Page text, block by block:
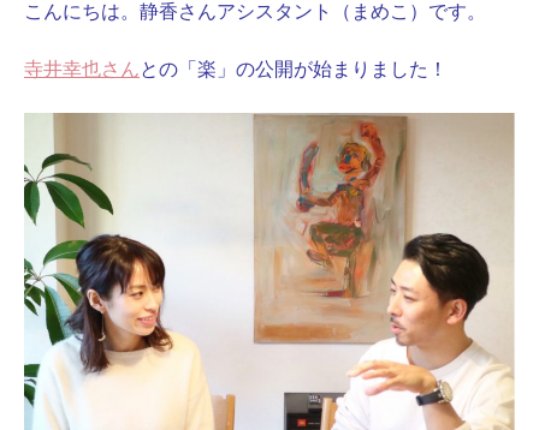
こんにちは。静香さんアシスタント（まめこ）です。
寺井幸也さんとの「楽」の公開が始まりました！